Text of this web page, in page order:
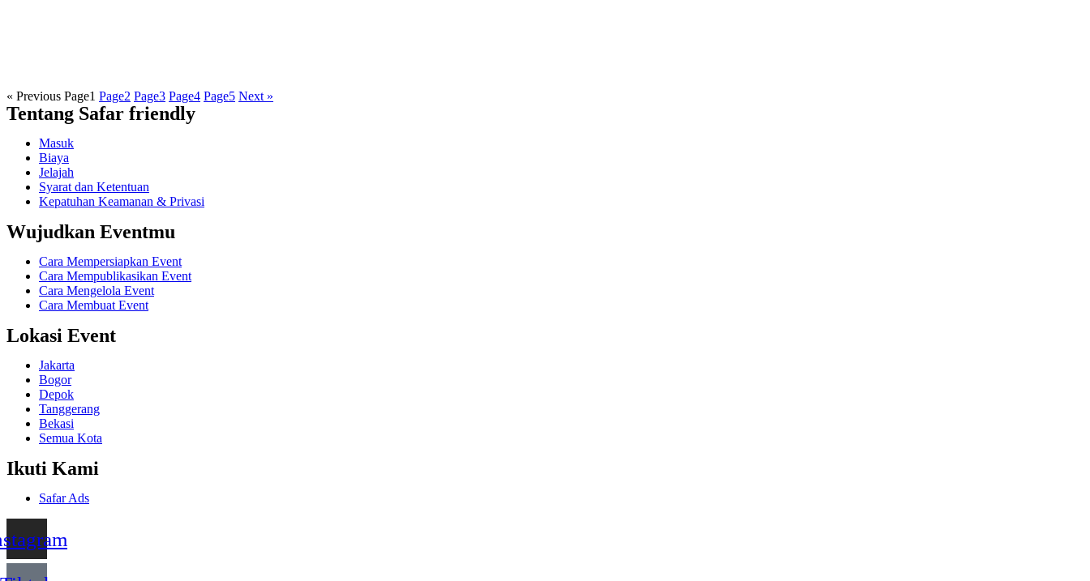
« Previous Page1 Page2 Page3 Page4 Page5 Next »
Tentang Safar friendly
Masuk
Biaya
Jelajah
Syarat dan Ketentuan
Kepatuhan Keamanan & Privasi
Wujudkan Eventmu
Cara Mempersiapkan Event
Cara Mempublikasikan Event
Cara Mengelola Event
Cara Membuat Event
Lokasi Event
Jakarta
Bogor
Depok
Tanggerang
Bekasi
Semua Kota
Ikuti Kami
Safar Ads